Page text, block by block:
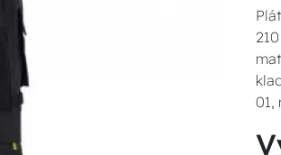
01,